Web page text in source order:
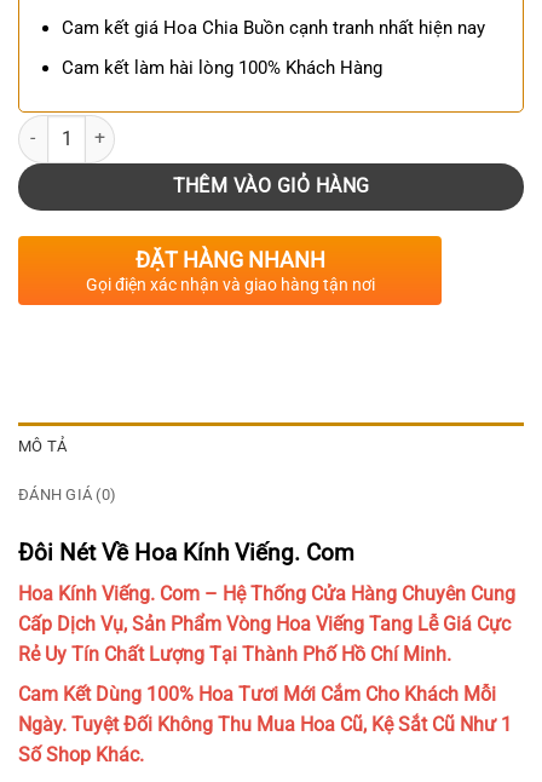
Cam kết giá Hoa Chia Buồn cạnh tranh nhất hiện nay
Cam kết làm hài lòng 100% Khách Hàng
Số lượng
THÊM VÀO GIỎ HÀNG
ĐẶT HÀNG NHANH
Gọi điện xác nhận và giao hàng tận nơi
MÔ TẢ
ĐÁNH GIÁ (0)
Đôi Nét Về Hoa Kính Viếng. Com
Hoa Kính Viếng. Com – Hệ Thống Cửa Hàng Chuyên Cung
Cấp Dịch Vụ, Sản Phẩm Vòng Hoa Viếng Tang Lễ Giá Cực
Rẻ Uy Tín Chất Lượng Tại Thành Phố Hồ Chí Minh.
Cam Kết Dùng 100% Hoa Tươi Mới Cắm Cho Khách Mỗi
Ngày. Tuyệt Đối Không Thu Mua Hoa Cũ, Kệ Sắt Cũ Như 1
Số Shop Khác.